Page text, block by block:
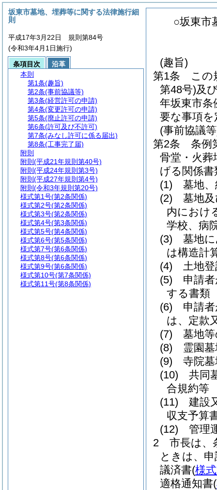
○坂東市
(趣旨)
第1条
この
第48号)及
年坂東市
要な事項
(事前協議
第2条
条例
骨堂・火葬
げる関係
(1)
墓地
(2)
墓地
内におけ
学校、病
(3)
墓地
は構造計
(4)
土地
(5)
申請
する書類
(6)
申請
は、定款
(7)
墓地
(8)
霊園
(9)
寺院
(10)
共同
合規約等
(11)
建設
収支予算
(12)
管理
2
市長は、
ときは、
議済書(様
適格通知書(
坂東市墓地、埋葬等に関する法律施行細
則
平成17年3月22日 規則第84号
(令和3年4月1日施行)
条項目次
沿革
本則
第1条(趣旨)
第2条(事前協議等)
第3条(経営許可の申請)
第4条(変更許可の申請)
第5条(廃止許可の申請)
第6条(許可及び不許可)
第7条(みなし許可に係る届出)
第8条(工事完了届)
附則
附則 (平成21年規則第40号)
附則 (平成24年規則第3号)
附則 (平成27年規則第4号)
附則 (令和3年規則第20号)
様式第1号(第2条関係)
様式第2号(第2条関係)
様式第3号(第2条関係)
様式第4号(第3条関係)
様式第5号(第4条関係)
様式第6号(第5条関係)
様式第7号(第6条関係)
様式第8号(第6条関係)
様式第9号(第6条関係)
様式第10号(第7条関係)
様式第11号(第8条関係)